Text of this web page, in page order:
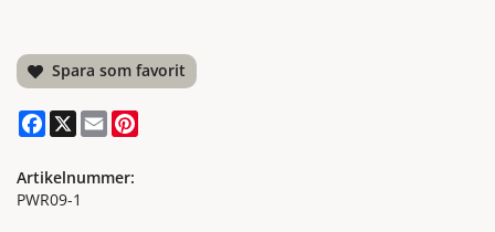
Spara som favorit
Facebook
X Email
Artikelnummer:
PWR09-1